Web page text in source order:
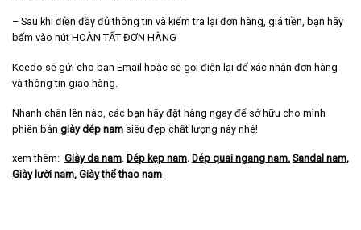
– Sau khi điền đầy đủ thông tin và kiểm tra lại đơn hàng, giá tiền, bạn hãy
bấm vào nút HOÀN TẤT ĐƠN HÀNG
Keedo sẽ gửi cho bạn Email hoặc sẽ gọi điện lại để xác nhận đơn hàng
và thông tin giao hàng.
Nhanh chân lên nào, các bạn hãy đặt hàng ngay để sở hữu cho mình
phiên bản giày dép nam siêu đẹp chất lượng này nhé!
xem thêm: Giày da nam. Dép kẹp nam. Dép quai ngang nam. Sandal nam,
Giày lười nam, Giày thể thao nam